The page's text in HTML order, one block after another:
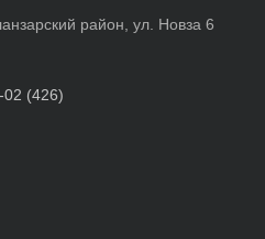
район, ул. Новза 6
02 (426)